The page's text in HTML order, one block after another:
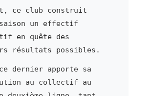
ce club construit
saison un effectif
en quête des
résultats possibles.
dernier apporte sa
au collectif au